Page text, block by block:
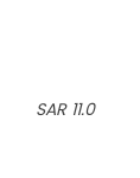
11.0 SAR